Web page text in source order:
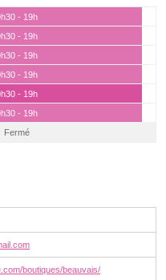
- 19h
- 19h
- 19h
- 19h
- 19h
- 19h
Fermé
boutiques/beauvais/